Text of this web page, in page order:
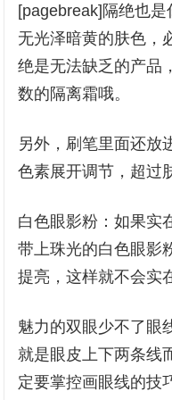
[pagebreak]隔绝也
无光泽暗黄的肤色，
绝是无法缺乏的产品
数的隔离霜哦。
另外，刷笔里面还放
色素展开调节，超过
白色眼影粉：如果实
带上珠光的白色眼影
提亮，这样就不会实
魅力的双眼少不了眼
就是眼皮上下两条线
定要掌控画眼线的技